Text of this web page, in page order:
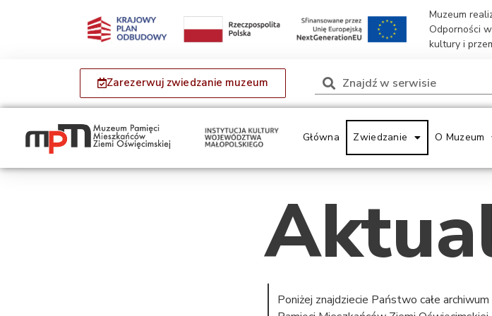
Muzeum
Odporności
kultury i
Zarezerwuj zwiedzanie muzeum
Główna Zwiedzanie O Muzeum
Poniżej znajdziecie Państwo całe